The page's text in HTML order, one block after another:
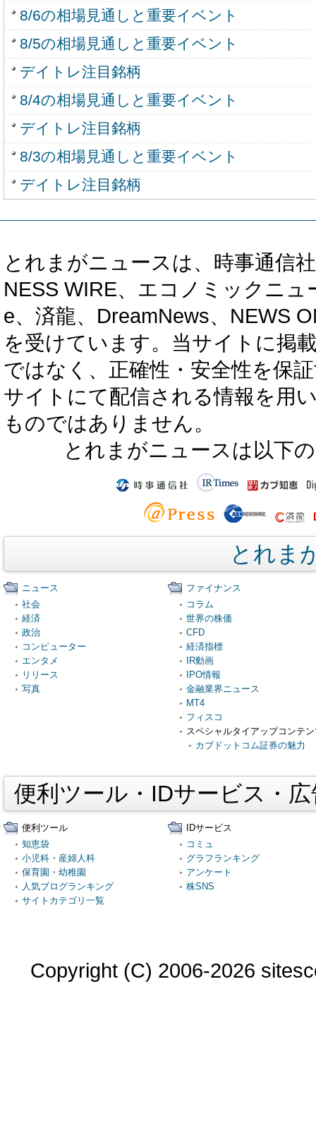
8/6の相場見通しと重要イベント
8/5の相場見通しと重要イベント
デイトレ注目銘柄
8/4の相場見通しと重要イベント
デイトレ注目銘柄
8/3の相場見通しと重要イベント
デイトレ注目銘柄
とれまがニュースは、時事通信
NESS WIRE、エコノミックニ
e、済龍、DreamNews、NEWS
を受けています。当サイトに掲
ではなく、正確性・安全性を保
サイトにて配信される情報を用
ものではありません。
とれまがニュースは以下
とれま
ニュース
社会
経済
政治
コンピューター
エンタメ
リリース
写真
ファイナンス
コラム
世界の株価
CFD
経済指標
IR動画
IPO情報
金融業界ニュース
MT4
フィスコ
スペシャルタイアップコンテ
カブドットコム証券の魅力
便利ツール・IDサービス・
便利ツール
知恵袋
小児科・産婦人科
保育園・幼稚園
人気ブログランキング
サイトカテゴリ一覧
IDサービス
コミュ
グラフランキング
アンケート
株SNS
Copyright (C) 2006-2026